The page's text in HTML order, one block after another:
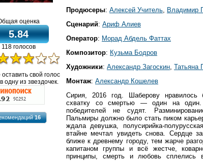
оценка
5.84
118 голосов
свой голос
одну из звездочек.
16
Продюсеры: Алексей Учитель
Владимир
Сценарий: Ариф Алиев
Оператор: Морад Абдель Фаттах
Композитор: Кузьма Бодров
Художники: Александр Загоскин Татьяна
Монтаж: Александр Кошелев
Сирия, 2016 год. Шаберову нравилось
схватку со смертью — один на
победителей не судят.
Пальмиры должно было стать пиком
ждала девушка, полусирийка-
втайне мечтал увидеть снова. Сердце
ближе к древнему городу, тем жарче
капитаном группы и всё жестче,
принципы, смерть и любовь сплелись